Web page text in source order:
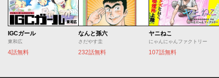
IGCガール
東和広
4話無料
なんと孫六
さだやす圭
232話無料
ヤニねこ
にゃんにゃんファクトリー
107話無料